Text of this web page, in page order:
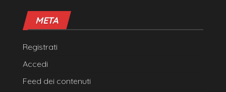
META
Registrati
Accedi
Feed dei contenuti